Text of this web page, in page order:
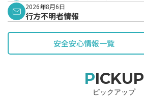
2026年8月6日
行方不明者情報
安全安心情報一覧
PICKUP
ピックアップ